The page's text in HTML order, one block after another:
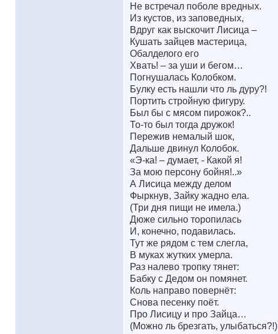
Не встречал поболе вредных.
Из кустов, из заповедных,
Вдруг как выскочит Лисица –
Кушать зайцев мастерица,
Обалделого его
Хвать! – за уши и бегом…
Погнушалась Колобком.
Булку есть нашли что ль дуру?!
Портить стройную фигуру.
Был бы с мясом пирожок?..
То-то был тогда дружок!
Пережив немалый шок,
Дальше двинул Колобок.
«Э-ка! – думает, - Какой я!
За мою персону бойня!..»
А Лисица между делом
Фыркнув, Зайку жадно ела.
(Три дня пищи не имела.)
Дюже сильно торопилась
И, конечно, подавилась.
Тут же рядом с тем слегла,
В муках жутких умерла.
Раз налево тропку тянет:
Бабку с Дедом он помянет.
Коль направо повернёт:
Снова песенку поёт.
Про Лисицу и про Зайца…
(Можно ль брезгать, улыбаться?!)